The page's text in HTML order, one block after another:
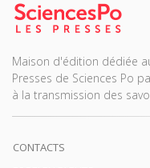
Maison d'édition dédiée
Presses de Sciences Po
à la transmission des
CONTACTS